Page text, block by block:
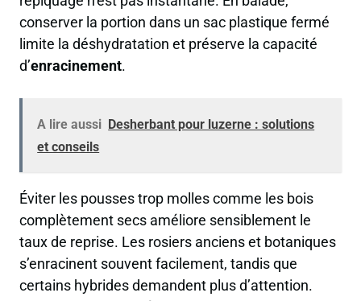
conserver la portion dans un sac plastique fermé
limite la déshydratation et préserve la capacité
d’enracinement.
A lire aussi Desherbant pour luzerne : solutions
et conseils
Éviter les pousses trop molles comme les bois
complètement secs améliore sensiblement le
taux de reprise. Les rosiers anciens et botaniques
s’enracinent souvent facilement, tandis que
certains hybrides demandent plus d’attention.